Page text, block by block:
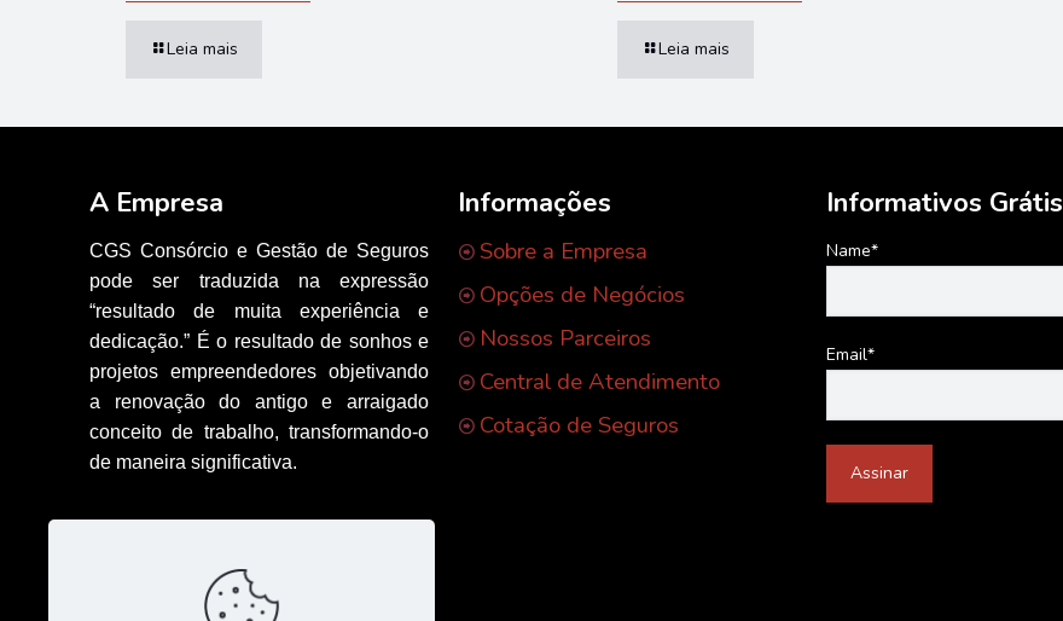
Leia mais Leia mais
A Empresa
CGS Consórcio e Gestão de Seguros
pode ser traduzida na expressão
“resultado de muita experiência e
dedicação.” É o resultado de sonhos e
projetos empreendedores objetivando
a renovação do antigo e arraigado
conceito de trabalho, transformando-o
de maneira significativa.
Informações
Sobre a Empresa
Opções de Negócios
Nossos Parceiros
Central de Atendimento
Cotação de Seguros
Informativos Grátis
Name*
Email*